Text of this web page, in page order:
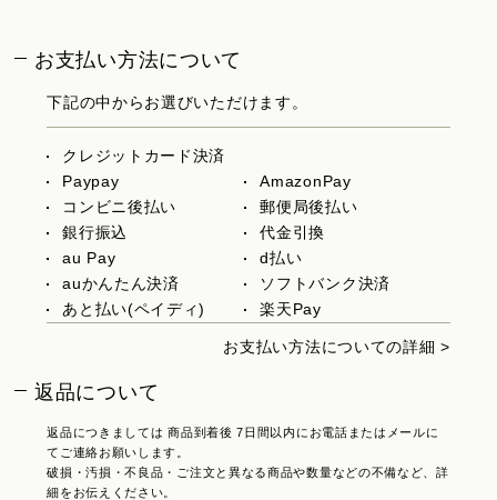
お支払い方法について
下記の中からお選びいただけます。
クレジットカード決済
Paypay
AmazonPay
コンビニ後払い
郵便局後払い
銀行振込
代金引換
au Pay
d払い
auかんたん決済
ソフトバンク決済
あと払い(ペイディ)
楽天Pay
お支払い方法についての詳細 >
返品について
返品につきましては 商品到着後 7日間以内にお電話またはメールに
てご連絡お願いします。
破損・汚損・不良品・ご注文と異なる商品や数量などの不備など、詳
細をお伝えください。